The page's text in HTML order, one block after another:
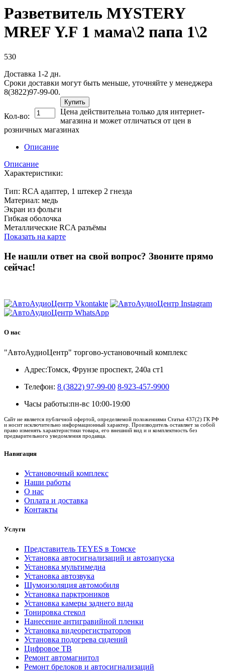
Разветвитель MYSTERY
MREF Y.F 1 мама\2 папа 1\2
530
Доставка 1-2 дн.
Сроки доставки могут быть меньше, уточняйте у менеджера
8(3822)97-99-00.
Кол-во:
Купить
Цена действительна только для интернет-
магазина и может отличаться от цен в
розничных магазинах
Описание
Описание
Характеристики:
Тип: RCA адаптер, 1 штекер 2 гнезда
Материал: медь
Экран из фольги
Гибкая оболочка
Металлические RCA разъёмы
Показать на карте
Не нашли ответ на свой вопрос? Звоните прямо
сейчас!
О нас
"АвтоАудиоЦентр" торгово-установочный комплекс
Адрес:Томск, Фрунзе проспект, 240а ст1
Телефон: 8 (3822) 97-99-00 8-923-457-9900
Часы работы:пн-вс 10:00-19:00
Сайт не является публичной офертой, определяемой положениями Статьи 437(2) ГК РФ
и носит исключительно информационный характер. Производитель оставляет за собой
право изменять характеристики товара, его внешний вид и и комплектность без
предварительного уведомления продавца.
Навигация
Установочный комплекс
Наши работы
О нас
Оплата и доставка
Контакты
Услуги
Представитель TEYES в Томске
Установка автосигнализаций и автозапуска
Установка мультимедиа
Установка автозвука
Шумоизоляция автомобиля
Установка парктроников
Установка камеры заднего вида
Тонировка стекол
Нанесение антигравийной пленки
Установка видеорегистраторов
Установка подогрева сидений
Цифровое ТВ
Ремонт автомагнитол
Ремонт брелоков и автосигнализаций